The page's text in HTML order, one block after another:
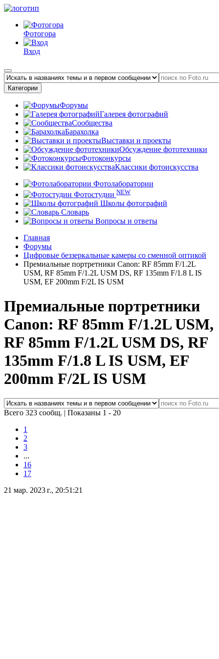
Фотогора
Вход
Категории
Форумы
Галерея фотографий
Сообщества
Барахолка
Выставки и проекты
Обсуждение фототехники
Фотоконкурсы
Классики фотоискусства
Фотолаборатории
Фотостудии NEW
Школы фотографий
Словарь
Вопросы и ответы
Главная
Форумы
Цифровые беззеркальные камеры со сменной оптикой
Премиальные портретники Canon: RF 85mm F/1.2L
USM, RF 85mm F/1.2L USM DS, RF 135mm F/1.8 L IS
USM, EF 200mm F/2L IS USM
Премиальные портретники
Canon: RF 85mm F/1.2L USM,
RF 85mm F/1.2L USM DS, RF
135mm F/1.8 L IS USM, EF
200mm F/2L IS USM
Всего 323 сообщ. | Показаны 1 - 20
1
2
3
...
16
17
21 мар. 2023 г., 20:51:21